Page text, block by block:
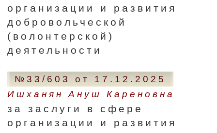
организации и развития
добровольческой
(волонтерской)
деятельности
№33/603 от 17.12.2025
Ишханян Ануш Кареновна
за заслуги в сфере
организации и развития